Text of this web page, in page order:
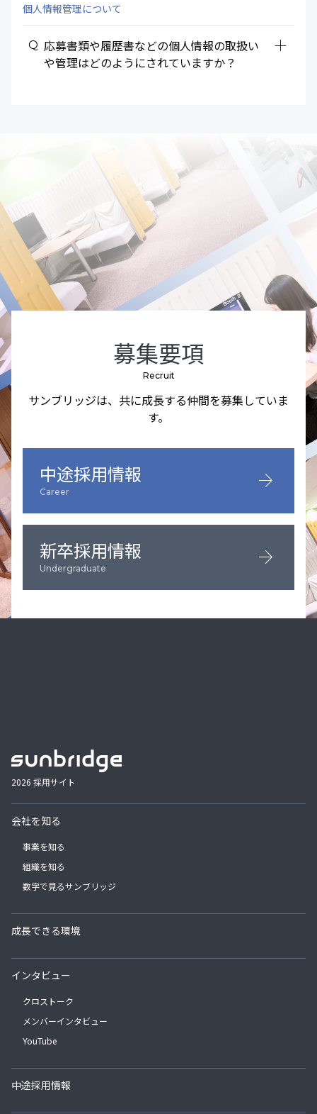
個人情報管理について
応募書類や履歴書などの個人情報の取扱い
や管理はどのようにされていますか？
add_2
募集要項
Recruit
サンブリッジは、共に成長する仲間を募集していま
す。
中途採用情報
Career arrow_forward
新卒採用情報
Undergraduate arrow_forward
2026 採用サイト
会社を知る
事業を知る
組織を知る
数字で見るサンブリッジ
成長できる環境
インタビュー
クロストーク
メンバーインタビュー
YouTube
中途採用情報